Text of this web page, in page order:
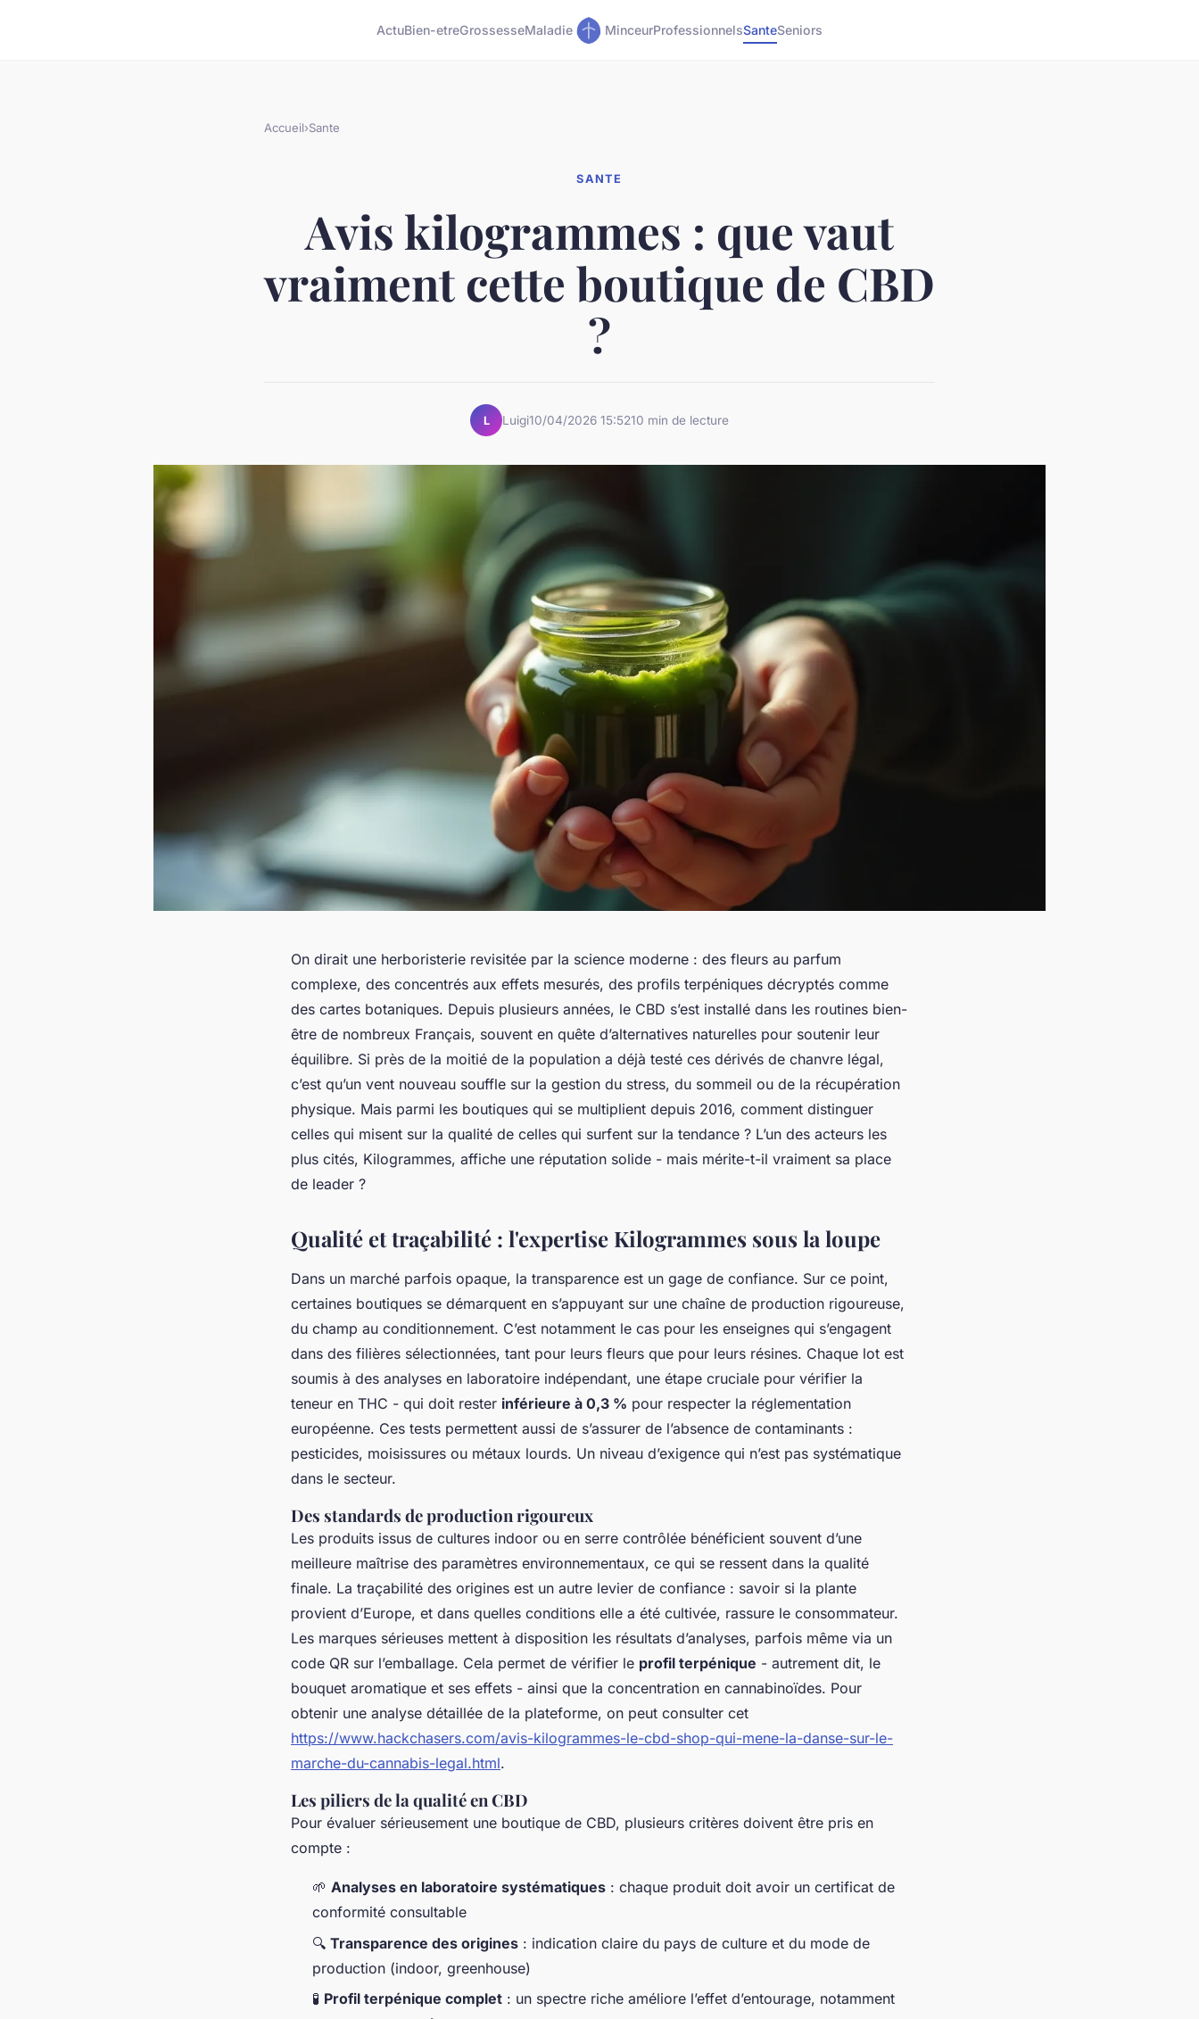
ActuBien-etreGrossesseMaladie MinceurProfessionnelsSanteSeniors
Accueil›Sante
SANTE
Avis kilogrammes : que vaut
vraiment cette boutique de CBD
?
L Luigi10/04/2026 15:5210 min de lecture
On dirait une herboristerie revisitée par la science moderne : des fleurs au parfum
complexe, des concentrés aux effets mesurés, des profils terpéniques décryptés comme
des cartes botaniques. Depuis plusieurs années, le CBD s’est installé dans les routines bien-
être de nombreux Français, souvent en quête d’alternatives naturelles pour soutenir leur
équilibre. Si près de la moitié de la population a déjà testé ces dérivés de chanvre légal,
c’est qu’un vent nouveau souffle sur la gestion du stress, du sommeil ou de la récupération
physique. Mais parmi les boutiques qui se multiplient depuis 2016, comment distinguer
celles qui misent sur la qualité de celles qui surfent sur la tendance ? L’un des acteurs les
plus cités, Kilogrammes, affiche une réputation solide - mais mérite-t-il vraiment sa place
de leader ?
Qualité et traçabilité : l'expertise Kilogrammes sous la loupe
Dans un marché parfois opaque, la transparence est un gage de confiance. Sur ce point,
certaines boutiques se démarquent en s’appuyant sur une chaîne de production rigoureuse,
du champ au conditionnement. C’est notamment le cas pour les enseignes qui s’engagent
dans des filières sélectionnées, tant pour leurs fleurs que pour leurs résines. Chaque lot est
soumis à des analyses en laboratoire indépendant, une étape cruciale pour vérifier la
teneur en THC - qui doit rester inférieure à 0,3 % pour respecter la réglementation
européenne. Ces tests permettent aussi de s’assurer de l’absence de contaminants :
pesticides, moisissures ou métaux lourds. Un niveau d’exigence qui n’est pas systématique
dans le secteur.
Des standards de production rigoureux
Les produits issus de cultures indoor ou en serre contrôlée bénéficient souvent d’une
meilleure maîtrise des paramètres environnementaux, ce qui se ressent dans la qualité
finale. La traçabilité des origines est un autre levier de confiance : savoir si la plante
provient d’Europe, et dans quelles conditions elle a été cultivée, rassure le consommateur.
Les marques sérieuses mettent à disposition les résultats d’analyses, parfois même via un
code QR sur l’emballage. Cela permet de vérifier le profil terpénique - autrement dit, le
bouquet aromatique et ses effets - ainsi que la concentration en cannabinoïdes. Pour
obtenir une analyse détaillée de la plateforme, on peut consulter cet
https://www.hackchasers.com/avis-kilogrammes-le-cbd-shop-qui-mene-la-danse-sur-le-
marche-du-cannabis-legal.html.
Les piliers de la qualité en CBD
Pour évaluer sérieusement une boutique de CBD, plusieurs critères doivent être pris en
compte :
🌱 Analyses en laboratoire systématiques : chaque produit doit avoir un certificat de
conformité consultable
🔍 Transparence des origines : indication claire du pays de culture et du mode de
production (indoor, greenhouse)
🧪 Profil terpénique complet : un spectre riche améliore l’effet d’entourage, notamment